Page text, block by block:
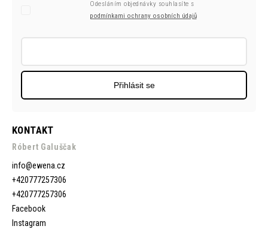
KONTAKT
Róbert Galuščak
info@ewena.cz
+420777257306
+420777257306
Facebook
Instagram
Odesláním objednávky souhlasíte s
podmínkami ochrany osobních údajů
Přihlásit se